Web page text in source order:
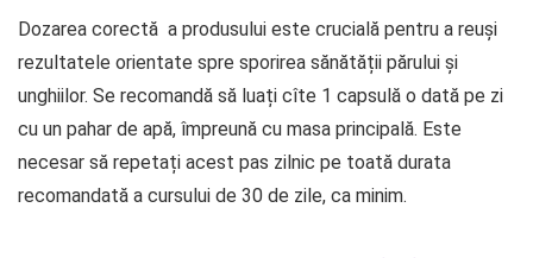
Dozarea corectă a produsului este crucială pentru a reuși
rezultatele orientate spre sporirea sănătății părului și
unghiilor. Se recomandă să luați cîte 1 capsulă o dată pe zi
cu un pahar de apă, împreună cu masa principală. Este
necesar să repetați acest pas zilnic pe toată durata
recomandată a cursului de 30 de zile, ca minim.